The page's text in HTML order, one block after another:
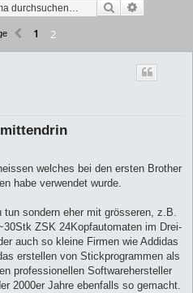
Suche
Vorherige
1 2
welches bei den ersten Brother
habe verwendet wurde.
sondern eher mit grösseren, z.B.
ZSK 24Kopfautomaten im Drei-
auch so kleine Firmen wie Addidas
erstellen von Stickprogrammen als
professionellen Softwarehersteller
2000er Jahre ebenfalls so gemacht.